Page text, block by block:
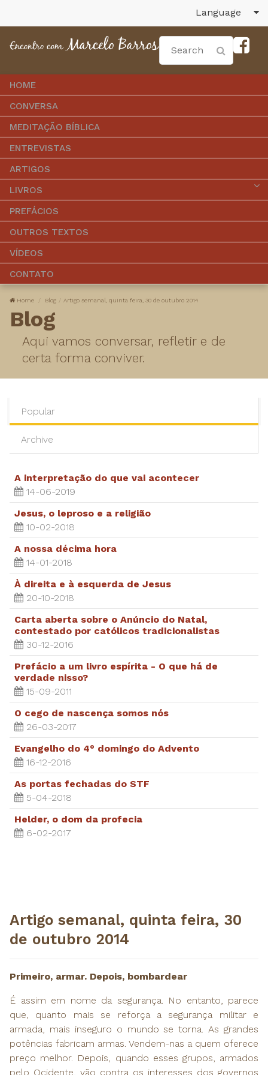
Language
HOME
CONVERSA
MEDITAÇÃO BÍBLICA
ENTREVISTAS
ARTIGOS
LIVROS
PREFÁCIOS
OUTROS TEXTOS
VÍDEOS
CONTATO
Home Blog Artigo semanal, quinta feira, 30 de outubro 2014
Blog
Aqui vamos conversar, refletir e de
certa forma conviver.
Popular
Archive
A interpretação do que vai acontecer
14-06-2019
Jesus, o leproso e a religião
10-02-2018
A nossa décima hora
14-01-2018
À direita e à esquerda de Jesus
20-10-2018
Carta aberta sobre o Anúncio do Natal,
contestado por católicos tradicionalistas
30-12-2016
Prefácio a um livro espírita - O que há de
verdade nisso?
15-09-2011
O cego de nascença somos nós
26-03-2017
Evangelho do 4° domingo do Advento
16-12-2016
As portas fechadas do STF
5-04-2018
Helder, o dom da profecia
6-02-2017
Artigo semanal, quinta feira, 30
de outubro 2014
Primeiro, armar. Depois, bombardear
É assim em nome da segurança. No entanto, parece
que, quanto mais se reforça a segurança militar e
armada, mais inseguro o mundo se torna. As grandes
potências fabricam armas. Vendem-nas a quem oferece
preço melhor. Depois, quando esses grupos, armados
pelo Ocidente, vão contra os interesses dos governos